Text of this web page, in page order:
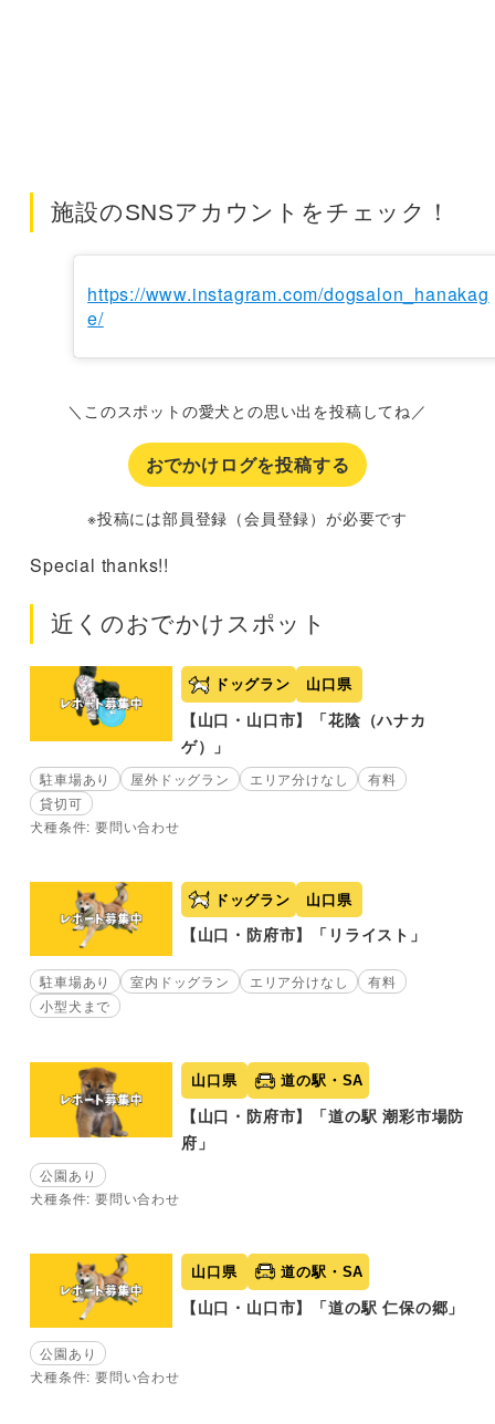
施設のSNSアカウントをチェック！
https://www.instagram.com/dogsalon_hanakag
e/
＼このスポットの愛犬との思い出を投稿してね／
おでかけログを投稿する
※投稿には部員登録（会員登録）が必要です
Special thanks!!
近くのおでかけスポット
ドッグラン 山口県
【山口・山口市】「花陰（ハナカ
ゲ）」
駐車場あり 屋外ドッグラン エリア分けなし
有料
貸切可
犬種条件: 要問い合わせ
ドッグラン 山口県
【山口・防府市】「リライスト」
駐車場あり 室内ドッグラン エリア分けなし
有料
小型犬まで
山口県 道の駅・SA
【山口・防府市】「道の駅 潮彩市場防
府」
公園あり
犬種条件: 要問い合わせ
山口県 道の駅・SA
【山口・山口市】「道の駅 仁保の郷」
公園あり
犬種条件: 要問い合わせ